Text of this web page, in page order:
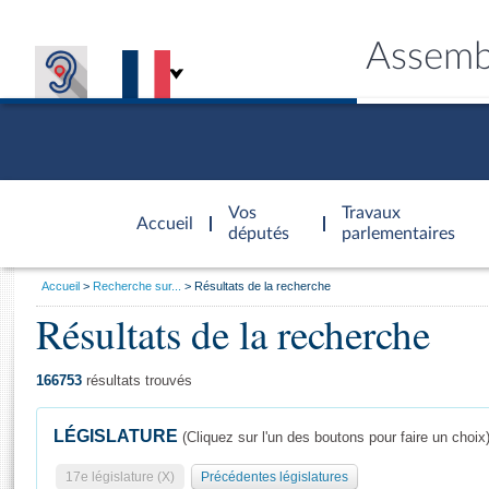
Accueil
d'accueil
Vos
députés
Travaux
parlementaires
Général
Vous
Accueil Recherche sur... Résultats de la recherche
Résultats de la recherche
166753 résultats trouvés
LÉGISLATURE (Cliquez sur l'un des boutons pour faire un choix)
17e législature (X) Précédentes législatures